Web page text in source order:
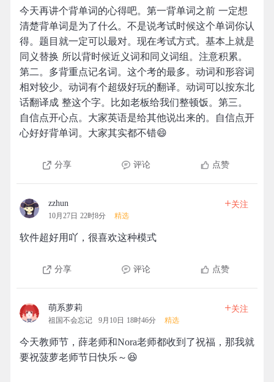
今天再讲个背单词的心得吧。第一背单词之前 一定想
清楚背单词是为了什么。不是说考试时候这个单词你认
得。题目就一定可以最对。现在考试方式。基本上就是
同义替换 所以背时候近义词和同义词组。注意积累。
第二。多背重点记名词。这个考的最多。动词和形容词
相对较少。动词有个超级好玩的翻译。动词可以按东北
话翻译成 整这个字。比如老板给我们整顿饭。第三。
自信点开心点。大家英语是给其他说出来的。自信点开
心好好背单词。大家其实都不错😄
分享 评论 点赞
zzhun
10月27日 22时8分 精选
+关注
软件超好用吖，很喜欢这种模式
分享 评论 点赞
萌系萝莉
祖国不会忘记 9月10日 18时46分 精选
+关注
今天教师节，薛老师和Nora老师都收到了祝福，那我就
要祝菠萝老师节日快乐～😆